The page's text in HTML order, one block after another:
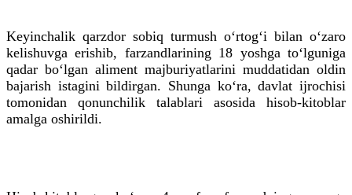
Keyinchalik qarzdor sobiq turmush o‘rtog‘i bilan o‘zaro
kelishuvga erishib, farzandlarining 18 yoshga to‘lguniga
qadar bo‘lgan aliment majburiyatlarini muddatidan oldin
bajarish istagini bildirgan. Shunga ko‘ra, davlat ijrochisi
tomonidan qonunchilik talablari asosida hisob-kitoblar
amalga oshirildi.